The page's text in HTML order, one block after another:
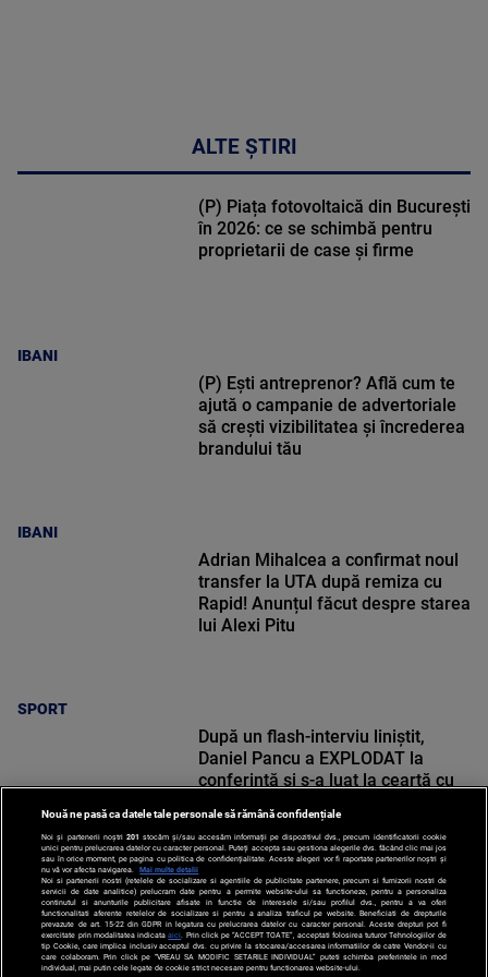
ALTE ȘTIRI
IBANI
(P) Piața fotovoltaică din București
în 2026: ce se schimbă pentru
proprietarii de case și firme
IBANI
(P) Ești antreprenor? Află cum te
ajută o campanie de advertoriale
să crești vizibilitatea și încrederea
brandului tău
SPORT
Adrian Mihalcea a confirmat noul
transfer la UTA după remiza cu
Rapid! Anunțul făcut despre starea
lui Alexi Pitu
SPORT
După un flash-interviu liniștit,
Daniel Pancu a EXPLODAT la
conferință și s-a luat la ceartă cu
strigați”
Nouă ne pasă ca datele tale personale să rămână confidențiale
Noi și partenerii noștri 201 stocăm și/sau accesăm informații pe dispozitivul dvs., precum identificatorii cookie
unici pentru prelucrarea datelor cu caracter personal. Puteți accepta sau gestiona alegerile dvs. făcând clic mai jos
sau în orice moment, pe pagina cu politica de confidențialitate. Aceste alegeri vor fi raportate partenerilor noștri și
nu vă vor afecta navigarea.
Mai multe detalii
Noi si partenerii nostri (retelele de socializare si agentiile de publicitate partenere, precum si furnizorii nostri de
servicii de date analitice) prelucram date pentru a permite website-ului sa functioneze, pentru a personaliza
continutul si anunturile publicitare afisate in functie de interesele si/sau profilul dvs., pentru a va oferi
functionalitati aferente retelelor de socializare si pentru a analiza traficul pe website. Beneficiati de drepturile
prevazute de art. 15-22 din GDPR in legatura cu prelucrarea datelor cu caracter personal. Aceste drepturi pot fi
exercitate prin modalitatea indicataaici . Prin click pe “ACCEPT TOATE”, acceptati folosirea tuturor Tehnologiilor de
tip Cookie, care implica inclusiv acceptul dvs. cu privire la stocarea/accesarea informatiilor de catre Vendor-ii cu
care colaboram. Prin click pe “VREAU SA MODIFIC SETARILE INDIVIDUAL” puteti schimba preferintele in mod
individual, mai putin cele legate de cookie strict necesare pentru functionarea website-ului.